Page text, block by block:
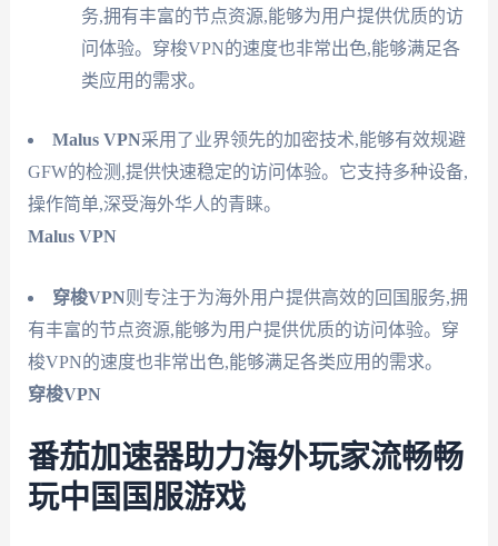
务,拥有丰富的节点资源,能够为用户提供优质的访
问体验。穿梭VPN的速度也非常出色,能够满足各
类应用的需求。
Malus VPN采用了业界领先的加密技术,能够有效规避
GFW的检测,提供快速稳定的访问体验。它支持多种设备,
操作简单,深受海外华人的青睐。
Malus VPN
穿梭VPN则专注于为海外用户提供高效的回国服务,拥
有丰富的节点资源,能够为用户提供优质的访问体验。穿
梭VPN的速度也非常出色,能够满足各类应用的需求。
穿梭VPN
番茄加速器助力海外玩家流畅畅
玩中国国服游戏